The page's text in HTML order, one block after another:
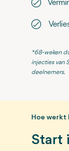
*68-weken
injecties van
deelnemers.
Start
Hoe werkt